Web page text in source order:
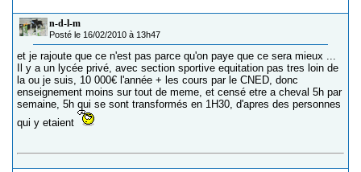
n-d-l-m
Posté le 16/02/2010 à 13h47
et je rajoute que ce n'est pas parce qu'on paye que ce sera mieux ...
Il y a un lycée privé, avec section sportive equitation pas tres loin de
la ou je suis, 10 000€ l'année + les cours par le CNED, donc
enseignement moins sur tout de meme, et censé etre a cheval 5h par
semaine, 5h qui se sont transformés en 1H30, d'apres des personnes
qui y etaient